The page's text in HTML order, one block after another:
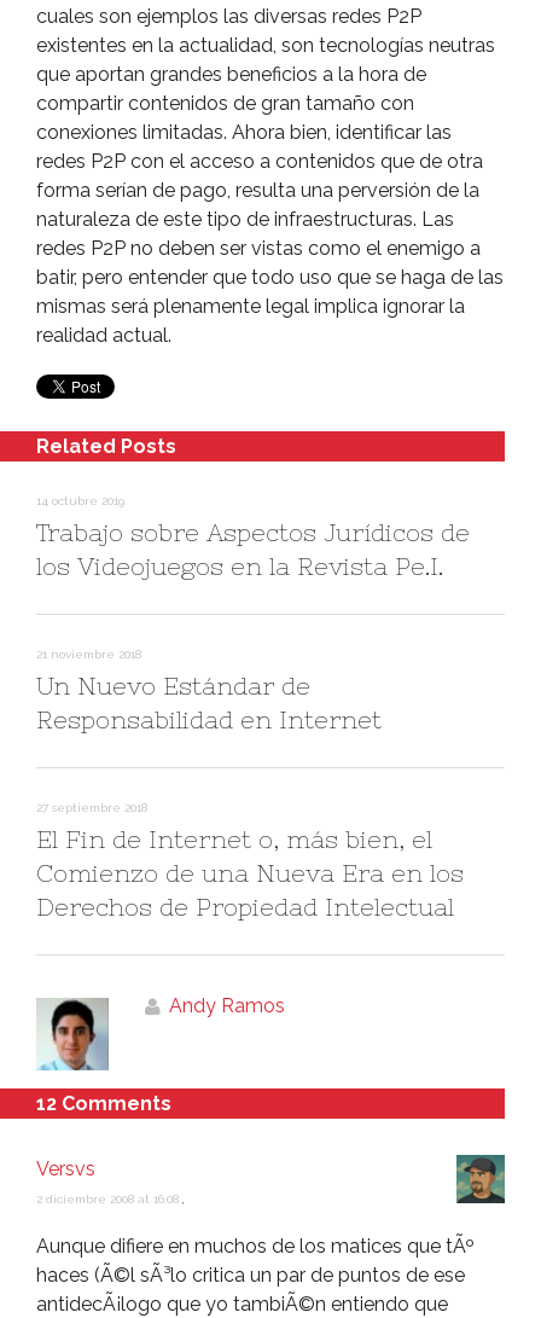
cuales son ejemplos las diversas redes P2P
existentes en la actualidad, son tecnologí­as neutras
que aportan grandes beneficios a la hora de
compartir contenidos de gran tamaño con
conexiones limitadas. Ahora bien, identificar las
redes P2P con el acceso a contenidos que de otra
forma serí­an de pago, resulta una perversión de la
naturaleza de este tipo de infraestructuras. Las
redes P2P no deben ser vistas como el enemigo a
batir, pero entender que todo uso que se haga de las
mismas será plenamente legal implica ignorar la
realidad actual.
Related Posts
14 octubre 2019
Trabajo sobre Aspectos Jurí­dicos de
los Videojuegos en la Revista Pe.I.
21 noviembre 2018
Un Nuevo Estándar de
Responsabilidad en Internet
27 septiembre 2018
El Fin de Internet o, más bien, el
Comienzo de una Nueva Era en los
Derechos de Propiedad Intelectual
Andy Ramos
12 Comments
Versvs
2 diciembre 2008 at 16:08
Aunque difiere en muchos de los matices que tÃº
haces (Ã©l sÃ³lo critica un par de puntos de ese
antidecÃ¡logo que yo tambiÃ©n entiendo que